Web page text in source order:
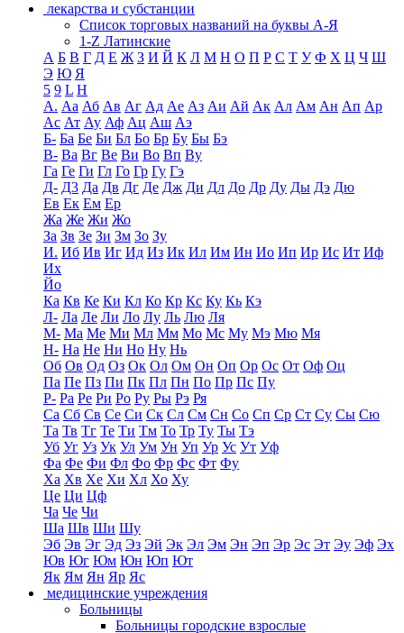
лекарства и субстанции
Список торговых названий на буквы А-Я
1-Z Латинские
А Б В Г Д Е Ж З И Й К Л М Н О П Р С Т У Ф Х Ц Ч Ш
Э Ю Я
5 9 L H
А. Аа Аб Ав Аг Ад Ае Аз Аи Ай Ак Ал Ам Ан Ап Ар
Ас Ат Ау Аф Ац Аш Аэ
Б- Ба Бе Би Бл Бо Бр Бу Бы Бэ
В- Ва Вг Ве Ви Во Вп Ву
Га Ге Ги Гл Го Гр Гу Гэ
Д- Д3 Да Дв Дг Де Дж Ди Дл До Др Ду Ды Дэ Дю
Ев Ек Ем Ер
Жа Же Жи Жо
За Зв Зе Зи Зм Зо Зу
И. Иб Ив Иг Ид Из Ик Ил Им Ин Ио Ип Ир Ис Ит Иф
Их
Йо
Ка Кв Ке Ки Кл Ко Кр Кс Ку Кь Кэ
Л- Ла Ле Ли Ло Лу Ль Лю Ля
М- Ма Ме Ми Мл Мм Мо Мс Му Мэ Мю Мя
Н- На Не Ни Но Ну Нь
Об Ов Од Оз Ок Ол Ом Он Оп Ор Ос От Оф Оц
Па Пе Пз Пи Пк Пл Пн По Пр Пс Пу
Р- Ра Ре Ри Ро Ру Ры Рэ Ря
Са Сб Св Се Си Ск Сл См Сн Со Сп Ср Ст Су Сы Сю
Та Тв Тг Те Ти Тм То Тр Ту Ты Тэ
Уб Уг Уз Ук Ул Ум Ун Уп Ур Ус Ут Уф
Фа Фе Фи Фл Фо Фр Фс Фт Фу
Ха Хв Хе Хи Хл Хо Ху
Це Ци Цф
Ча Че Чи
Ша Шв Ши Шу
Эб Эв Эг Эд Эз Эй Эк Эл Эм Эн Эп Эр Эс Эт Эу Эф Эх
Юв Юг Юм Юн Юп Ют
Як Ям Ян Яр Яс
медицинские учреждения
Больницы
Больницы городские взрослые